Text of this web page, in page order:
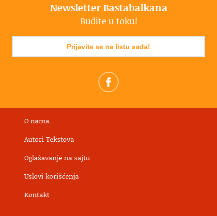
Newsletter Bastabalkana
Budite u toku!
Prijavite se na listu sada!
O nama
Autori Tekstova
Oglašavanje na sajtu
Uslovi korišćenja
Kontakt